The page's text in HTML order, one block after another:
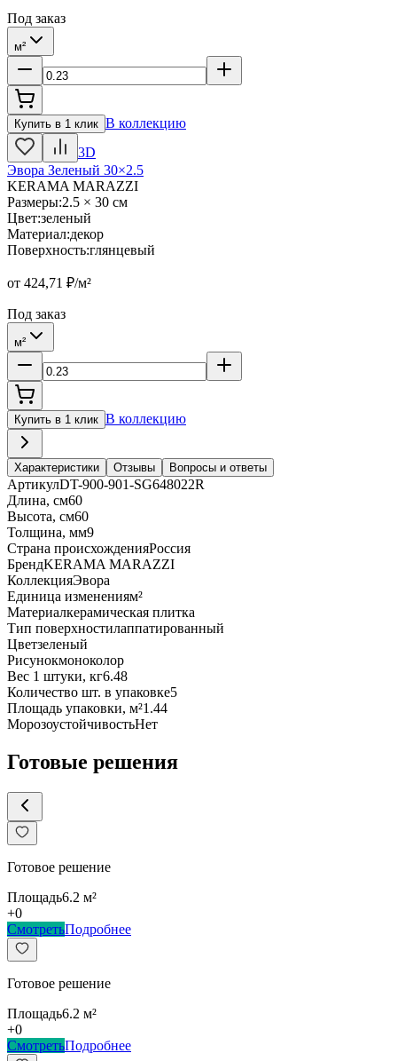
Под заказ
м²
Купить в 1 клик В коллекцию
3D
Эвора Зеленый 30×2.5
KERAMA MARAZZI
Размеры:2.5 × 30 см
Цвет:зеленый
Материал:декор
Поверхность:глянцевый
от 424,71 ₽/м²
Под заказ
м²
Купить в 1 клик В коллекцию
Характеристики Отзывы Вопросы и ответы
АртикулDT-900-901-SG648022R
Длина, см60
Высота, см60
Толщина, мм9
Страна происхожденияРоссия
БрендKERAMA MARAZZI
КоллекцияЭвора
Единица изменениям²
Материалкерамическая плитка
Тип поверхностилаппатированный
Цветзеленый
Рисунокмоноколор
Вес 1 штуки, кг6.48
Количество шт. в упаковке5
Площадь упаковки, м²1.44
МорозоустойчивостьНет
Готовые решения
Готовое решение
Площадь6.2 м²
+0
СмотретьПодробнее
Готовое решение
Площадь6.2 м²
+0
СмотретьПодробнее